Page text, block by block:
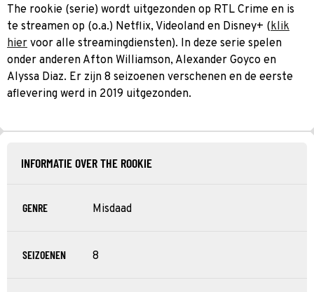
The rookie (serie) wordt uitgezonden op RTL Crime en is
te streamen op (o.a.) Netflix, Videoland en Disney+ (klik
hier voor alle streamingdiensten). In deze serie spelen
onder anderen Afton Williamson, Alexander Goyco en
Alyssa Diaz. Er zijn 8 seizoenen verschenen en de eerste
aflevering werd in 2019 uitgezonden.
INFORMATIE OVER THE ROOKIE
GENRE Misdaad
SEIZOENEN 8